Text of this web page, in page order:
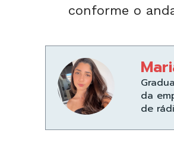
conforme o
da
de